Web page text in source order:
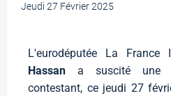
Jeudi 27 Février 2025
L'eurodéputée La France
Hassan a suscité une
contestant, ce jeudi 27